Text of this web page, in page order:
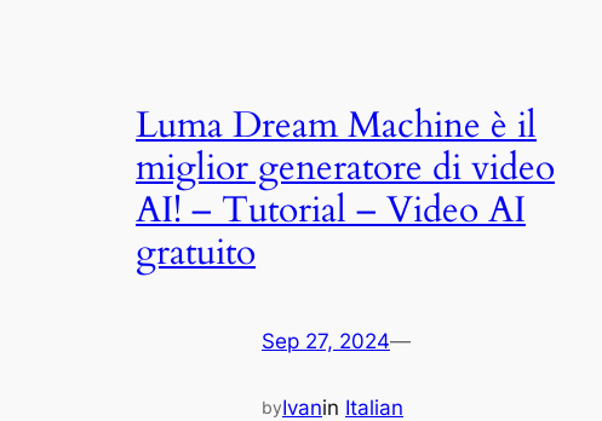
Luma Dream Machine è il
miglior generatore di video
AI! – Tutorial – Video AI
gratuito
Sep 27, 2024—
byIvanin Italian